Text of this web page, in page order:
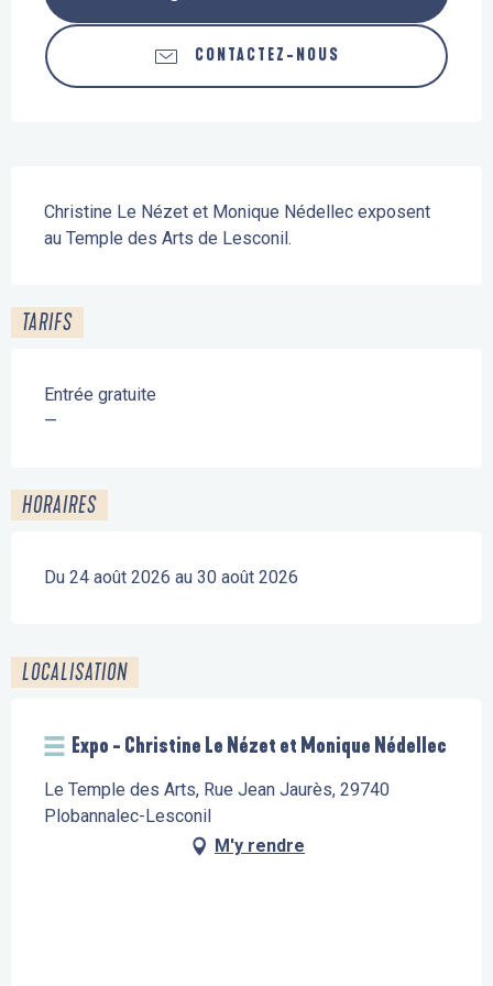
CONTACTEZ-NOUS
Christine Le Nézet et Monique Nédellec exposent
au Temple des Arts de Lesconil.
TARIFS
Entrée gratuite
—
HORAIRES
Du 24 août 2026 au 30 août 2026
LOCALISATION
Expo - Christine Le Nézet et Monique Nédellec
Le Temple des Arts, Rue Jean Jaurès, 29740
Plobannalec-Lesconil
M'y rendre